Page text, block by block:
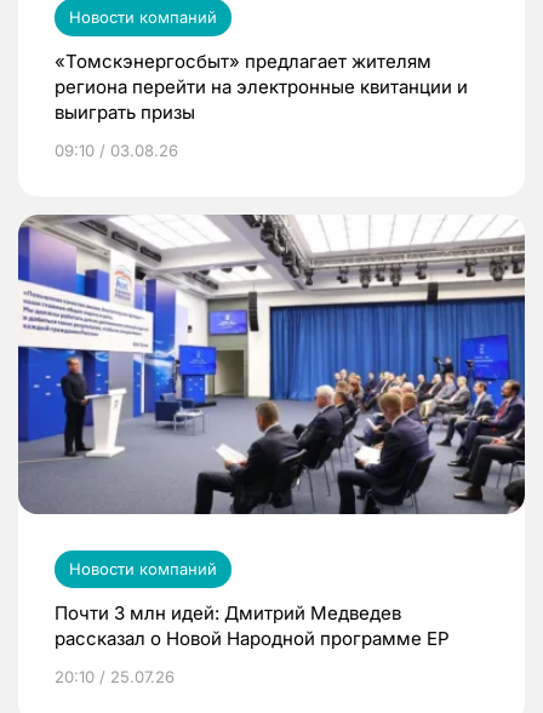
Новости компаний
«Томскэнергосбыт» предлагает жителям
региона перейти на электронные квитанции и
выиграть призы
09:10 / 03.08.26
Новости компаний
Почти 3 млн идей: Дмитрий Медведев
рассказал о Новой Народной программе ЕР
20:10 / 25.07.26